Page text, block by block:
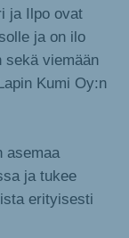
ja Ilpo ovat
ja on ilo
sekä viemään
Kumi Oy:n
asemaa
ja tukee
erityisesti